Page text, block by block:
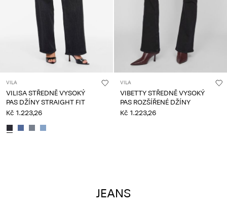
VILA
VILISA STŘEDNĚ VYSOKÝ
PAS DŽÍNY STRAIGHT FIT
Kč 1.223,26
VILA
VIBETTY STŘEDNĚ VYSOKÝ
PAS ROZŠÍŘENÉ DŽÍNY
Kč 1.223,26
Načíst další
JEANS